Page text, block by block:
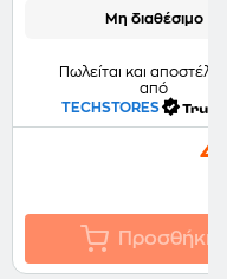
Μη διαθέσιμο
Πωλείται και
από
TECHSTORES
Προσθήκη